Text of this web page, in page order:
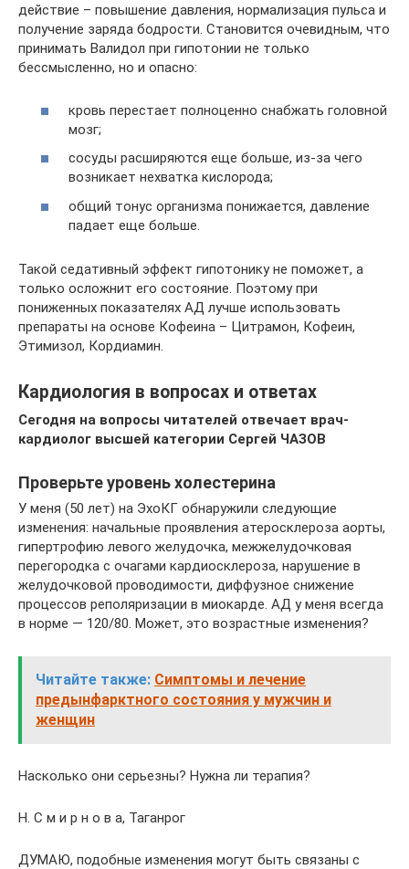
действие – повышение давления, нормализация пульса и
получение заряда бодрости. Становится очевидным, что
принимать Валидол при гипотонии не только
бессмысленно, но и опасно:
кровь перестает полноценно снабжать головной
мозг;
сосуды расширяются еще больше, из-за чего
возникает нехватка кислорода;
общий тонус организма понижается, давление
падает еще больше.
Такой седативный эффект гипотонику не поможет, а
только осложнит его состояние. Поэтому при
пониженных показателях АД лучше использовать
препараты на основе Кофеина – Цитрамон, Кофеин,
Этимизол, Кордиамин.
Кардиология в вопросах и ответах
Сегодня на вопросы читателей отвечает врач-
кардиолог высшей категории Сергей ЧАЗОВ
Проверьте уровень холестерина
У меня (50 лет) на ЭхоКГ обнаружили следующие
изменения: начальные проявления атеросклероза аорты,
гипертрофию левого желудочка, межжелудочковая
перегородка с очагами кардиосклероза, нарушение в
желудочковой проводимости, диффузное снижение
процессов реполяризации в миокарде. АД у меня всегда
в норме — 120/80. Может, это возрастные изменения?
Читайте также: Симптомы и лечение
предынфарктного состояния у мужчин и
женщин
Насколько они серьезны? Нужна ли терапия?
Н. С м и р н о в а, Таганрог
ДУМАЮ, подобные изменения могут быть связаны с